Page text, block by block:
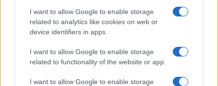
I want to allow Google to enable storage
related to analytics like cookies on web or
device identifiers in apps.
I want to allow Google to enable storage
related to functionality of the website or app.
I want to allow Google to enable storage
Cinemadamare a Nova Siri e Grumento Nova: Cultura,
Beatrice Bonaventura · 10 Ago 2026
NEWS E ATTUALITÀ